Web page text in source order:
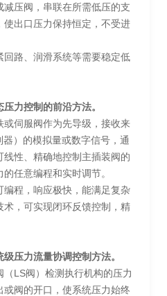
压阀，串联在所需低压的支
使出口压力保持恒定，不受进
回路、润滑系统等需要稳定低
力控制的前沿方法。
或伺服阀作为先导级，接收来
）的模拟量或数字信号，通
性、精确地控制主插装阀的
任意编程和实时调节。
编程，响应极快，能满足复杂
术，可实现闭环反馈控制，精
压力流量协调控制方法。
LS阀）检测执行机构的压力
阀的开口，使系统压力始终